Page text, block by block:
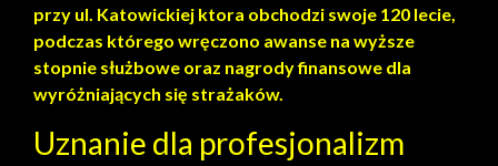
przy ul. Katowickiej ktora obchodzi swoje 120 lecie,
podczas którego wręczono awanse na wyższe
stopnie służbowe oraz nagrody finansowe dla
wyróżniających się strażaków.
Uznanie dla profesjonalizm